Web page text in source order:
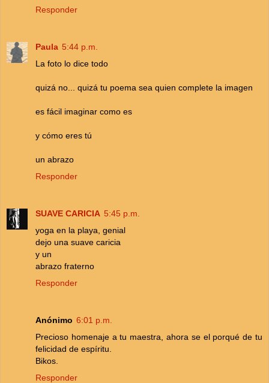
Responder
Paula 5:44 p.m.
La foto lo dice todo
quizá no... quizá tu poema sea quien complete la imagen
es fácil imaginar como es
y cómo eres tú
un abrazo
Responder
SUAVE CARICIA 5:45 p.m.
yoga en la playa, genial
dejo una suave caricia
y un
abrazo fraterno
Responder
Anónimo 6:01 p.m.
Precioso homenaje a tu maestra, ahora se el porqué de tu
felicidad de espíritu.
Bikos.
Responder